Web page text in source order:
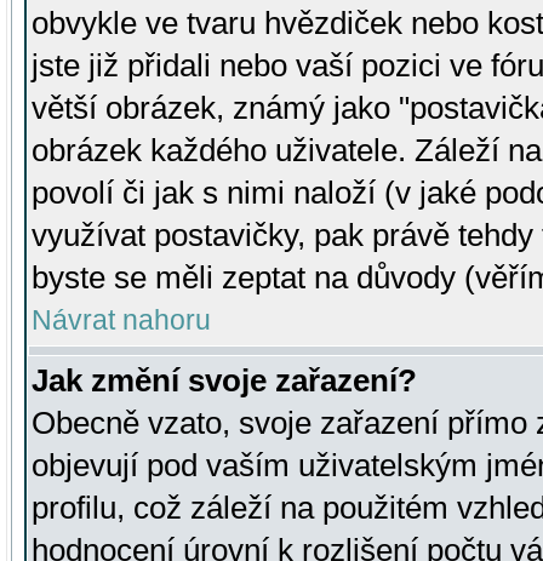
obvykle ve tvaru hvězdiček nebo
jste již přidali nebo vaší pozici ve
větší obrázek, známý jako
obrázek každého uživatele. Záleží
povolí či jak s nimi naloží (v jaké
využívat postavičky, pak právě
byste se měli zeptat na důvody
Návrat nahoru
Jak změní svoje zařazení?
Obecně vzato, svoje zařazení přímo
objevují pod vaším uživatelským
profilu, což záleží na použitém
hodnocení úrovní k rozlišení počtu